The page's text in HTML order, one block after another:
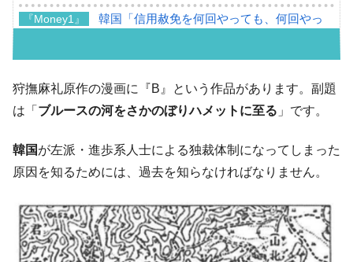
『Money1』
韓国「信用赦免を何回やっても、何回やっ
『Money1』
兵器「K10」が改良に乗り出す。
『Money1』
韓国･李在明「青年層の雇用状況が悪い。せ
や、若者に起業させよう」⇒ どんな雇用対策だソレ。
『Money1』
【韓国の外貨準備】2026年07月は4,279億ド
ル。外平債の発行「19.4億ドル」
『Money1』
韓国「ここは北朝鮮なのか。選管がサーバ
狩撫麻礼原作の漫画に『B』という作品があります。副題
は「 ブルースの河をさかのぼりハメットに至る 」です。
韓国が左派・進歩系人士による独裁体制になってしまった
原因を知るためには、過去を知らなければなりません。